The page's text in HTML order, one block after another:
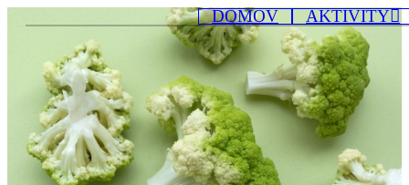
DOMOV AKTIVITY